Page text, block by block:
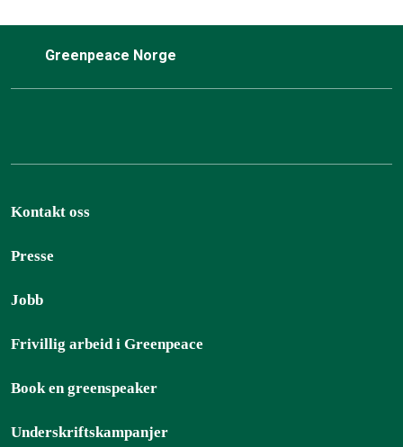
Greenpeace Norge
Kontakt oss
Presse
Jobb
Frivillig arbeid i Greenpeace
Book en greenspeaker
Underskriftskampanjer